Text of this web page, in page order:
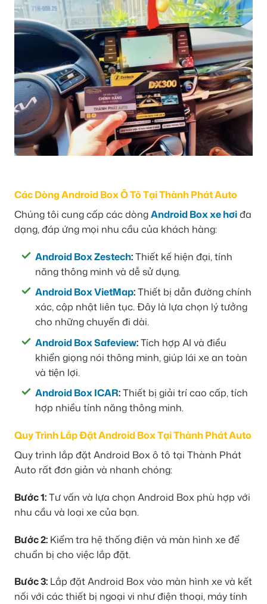
Các Dòng Android Box Ô Tô Tại Thành Phát Auto
Chúng tôi cung cấp các dòngAndroid Box xe hơiđa
dạng, đáp ứng mọi nhu cầu của khách hàng:
Android Box Zestech:Thiết kế hiện đại, tính
năng thông minh và dễ sử dụng.
Android Box VietMap:Thiết bị dẫn đường chính
xác, cập nhật liên tục. Đây là lựa chọn lý tưởng
cho những chuyến đi dài.
Android Box Safeview:Tích hợp AI và điều
khiển giọng nói thông minh, giúp lái xe an toàn
và tiện lợi.
Android Box ICAR:Thiết bị giải trí cao cấp, tích
hợp nhiều tính năng thông minh.
Quy Trình Lắp Đặt Android Box Tại Thành Phát Auto
Quy trình lắp đặt Android Box ô tô tại Thành Phát
Auto rất đơn giản và nhanh chóng:
Bước 1:Tư vấn và lựa chọn Android Box phù hợp với
nhu cầu và loại xe của bạn.
Bước 2: Kiểm tra hệ thống điện và màn hình xe để
chuẩn bị cho việc lắp đặt.
Bước 3: Lắp đặt Android Box vào màn hình xe và kết
nối với các thiết bị ngoại vi như điện thoại, máy tính